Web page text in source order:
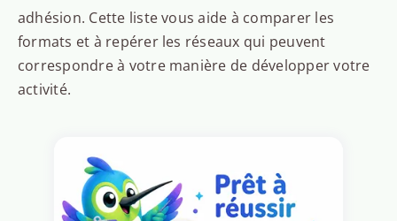
adhésion. Cette liste vous aide à comparer les
formats et à repérer les réseaux qui peuvent
correspondre à votre manière de développer votre
activité.